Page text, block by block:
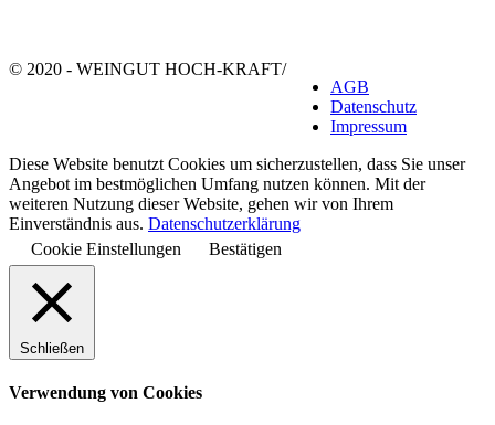
© 2020 - WEINGUT HOCH-KRAFT/
AGB
Datenschutz
Impressum
Diese Website benutzt Cookies um sicherzustellen, dass Sie unser
Angebot im bestmöglichen Umfang nutzen können. Mit der
weiteren Nutzung dieser Website, gehen wir von Ihrem
Einverständnis aus. Datenschutzerklärung
Cookie Einstellungen
Bestätigen
Schließen
Verwendung von Cookies